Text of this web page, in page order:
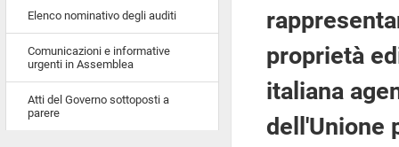
Elenco nominativo degli auditi
Comunicazioni e informative
urgenti in Assemblea
Atti del Governo sottoposti a
parere
proprietà
italiana
dell'Unione